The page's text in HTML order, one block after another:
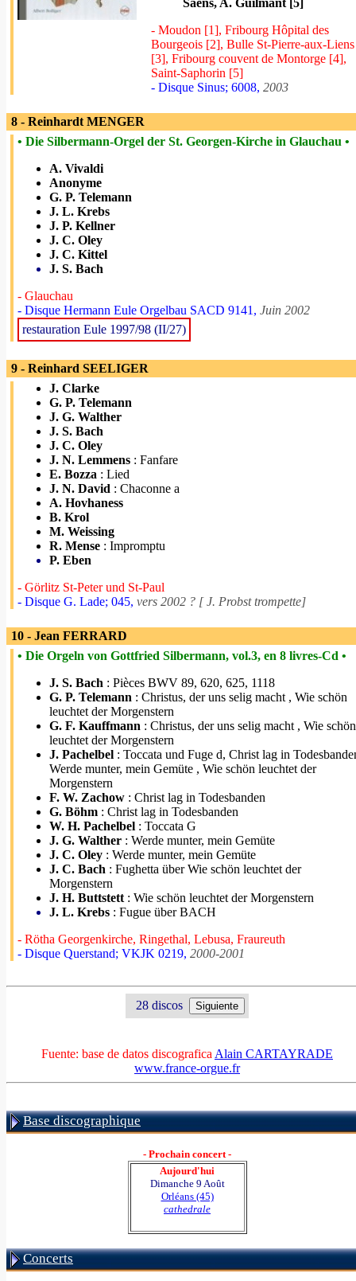
Saëns, A. Guilmant [5]
- Moudon [1], Fribourg Hôpital des
Bourgeois [2], Bulle St-Pierre-aux-Liens
[3], Fribourg couvent de Montorge [4],
Saint-Saphorin [5]
- Disque Sinus; 6008, 2003
8 - Reinhardt MENGER
• Die Silbermann-Orgel der St. Georgen-Kirche in Glauchau •
A. Vivaldi
Anonyme
G. P. Telemann
J. L. Krebs
J. P. Kellner
J. C. Oley
J. C. Kittel
J. S. Bach
- Glauchau
- Disque Hermann Eule Orgelbau SACD 9141, Juin 2002
restauration Eule 1997/98 (II/27)
9 - Reinhard SEELIGER
J. Clarke
G. P. Telemann
J. G. Walther
J. S. Bach
J. C. Oley
J. N. Lemmens : Fanfare
E. Bozza : Lied
J. N. David : Chaconne a
A. Hovhaness
B. Krol
M. Weissing
R. Mense : Impromptu
P. Eben
- Görlitz St-Peter und St-Paul
- Disque G. Lade; 045, vers 2002 ? [ J. Probst trompette]
10 - Jean FERRARD
• Die Orgeln von Gottfried Silbermann, vol.3, en 8 livres-Cd •
J. S. Bach : Pièces BWV 89, 620, 625, 1118
G. P. Telemann : Christus, der uns selig macht , Wie schön
leuchtet der Morgenstern
G. F. Kauffmann : Christus, der uns selig macht , Wie schön
leuchtet der Morgenstern
J. Pachelbel : Toccata und Fuge d, Christ lag in
Werde munter, mein Gemüte , Wie schön leuchtet der
Morgenstern
F. W. Zachow : Christ lag in Todesbanden
G. Böhm : Christ lag in Todesbanden
W. H. Pachelbel : Toccata G
J. G. Walther : Werde munter, mein Gemüte
J. C. Oley : Werde munter, mein Gemüte
J. C. Bach : Fughetta über Wie schön leuchtet der
Morgenstern
J. H. Buttstett : Wie schön leuchtet der Morgenstern
J. L. Krebs : Fugue über BACH
- Rötha Georgenkirche, Ringethal, Lebusa, Fraureuth
- Disque Querstand; VKJK 0219, 2000-2001
28 discos
Fuente: base de datos discografica Alain CARTAYRADE
www.france-orgue.fr
Base discographique
- Prochain concert -
Aujourd'hui
Dimanche 9 Août
Orléans (45)
cathedrale
Concerts